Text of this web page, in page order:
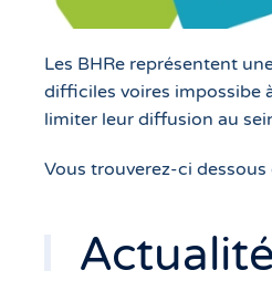
Les BHRe représentent
difficiles voires impossibe
limiter leur diffusion au
Vous trouverez-ci